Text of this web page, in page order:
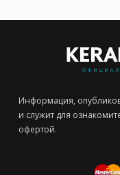
Информация,
и служит для
офертой.